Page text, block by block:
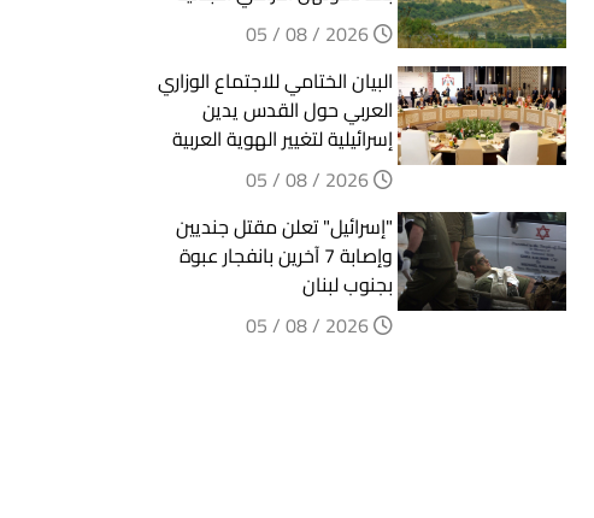
البيان الختامي للاجتماع الوزاري
العربي حول القدس يدين
إسرائيلية لتغيير الهوية العربية
"إسرائيل" تعلن مقتل جنديين
وإصابة 7 آخرين بانفجار عبوة
بجنوب لبنان